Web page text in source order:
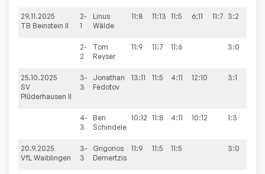
29.11.2025
TB Beinstein II
2-
1
Linus
Wälde
11:8 11:13 11:5 6:11 11:7 3:2
2-
2
Tom
Reyser
11:9 11:7 11:6 3:0
25.10.2025
SV
Plüderhausen II
3-
3
Jonathan
Fedotov
13:11 11:5 4:11 12:10 3:1
4-
3
Ben
Schindele
10:12 11:8 4:11 10:12 1:3
20.9.2025
VfL Waiblingen
3-
3
Grigorios
Demertzis
11:9 11:5 11:5 3:0